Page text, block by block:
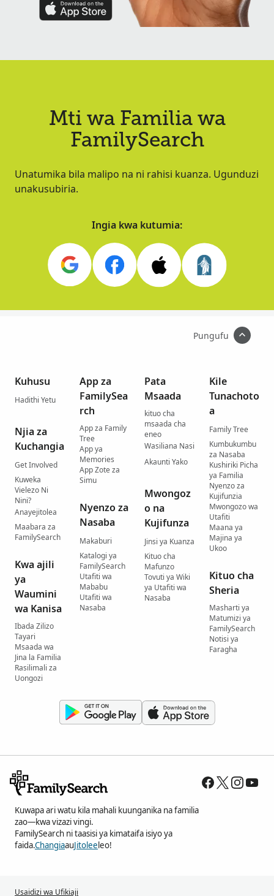
Mti wa Familia wa
FamilySearch
Unatumika bila malipo na ni rahisi kuanza. Ugunduzi
unakusubiria.
Ingia kwa kutumia:
Pungufu
Kuhusu
Hadithi Yetu
Njia za
Kuchangia
Get Involved
Kuweka
Vielezo Ni
Nini?
Anayejitolea
Maabara za
FamilySearch
Kwa ajili
ya
Waumini
wa Kanisa
Ibada Zilizo
Tayari
Msaada wa
Jina la Familia
Rasilimali za
Uongozi
App za
FamilySea
rch
App za Family
Tree
App ya
Memories
App Zote za
Simu
Nyenzo za
Nasaba
Makaburi
Katalogi ya
FamilySearch
Utafiti wa
Mababu
Utafiti wa
Nasaba
Pata
Msaada
kituo cha
msaada cha
eneo
Wasiliana Nasi
Akaunti Yako
Mwongoz
o na
Kujifunza
Jinsi ya Kuanza
Kituo cha
Mafunzo
Tovuti ya Wiki
ya Utafiti wa
Nasaba
Kile
Tunachoto
a
Family Tree
Kumbukumbu
za Nasaba
Kushiriki Picha
ya Familia
Nyenzo za
Kujifunzia
Mwongozo wa
Utafiti
Maana ya
Majina ya
Ukoo
Kituo cha
Sheria
Masharti ya
Matumizi ya
FamilySearch
Notisi ya
Faragha
Kuwapa ari watu kila mahali kuunganika na familia
zao—kwa vizazi vingi.
FamilySearch ni taasisi ya kimataifa isiyo ya
faida.ChangiaauJitoleeleo!
Usaidizi wa Ufikiaji